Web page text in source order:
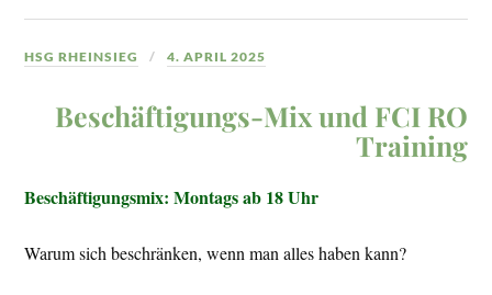
HSG RHEINSIEG 4. APRIL 2025
Beschäftigungs-Mix und FCI RO
Training
Beschäftigungsmix: Montags ab 18 Uhr
Warum sich beschränken, wenn man alles haben kann?